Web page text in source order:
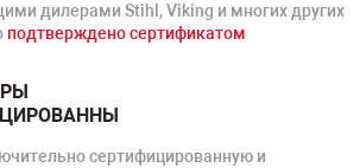
дилерами Stihl, Viking и многих других
подтверждено сертификатом
сертифицированную и